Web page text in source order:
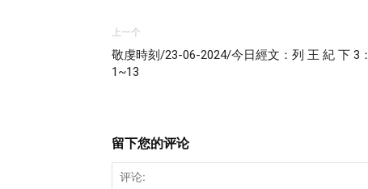
上一个
敬虔時刻/23-06-2024/今日經文：列 王 紀 下 3：
1~13
留下您的评论